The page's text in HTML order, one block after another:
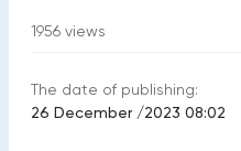
1956 views
The date of publishing:
26 December /2023 08:02